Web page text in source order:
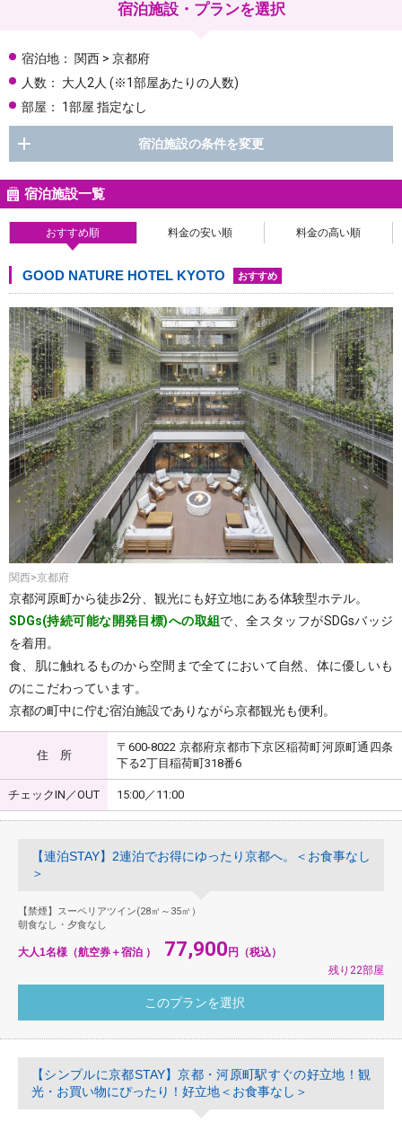
宿泊施設・プランを選択
宿泊地：
関西 > 京都府
人数：
大人2人 (※1部屋あたりの人数)
部屋：
1部屋 指定なし
宿泊施設の条件を変更
宿泊施設一覧
おすすめ順 料金の安い順 料金の高い順
GOOD NATURE HOTEL KYOTO おすすめ
関西>京都府
京都河原町から徒歩2分、観光にも好立地にある体験型ホテル。
SDGs(持続可能な開発目標)への取組 で、全スタッフがSDGsバッジ
を着用。
食、肌に触れるものから空間まで全てにおいて自然、体に優しいも
のにこだわっています。
京都の町中に佇む宿泊施設でありながら京都観光も便利。
住 所
〒600-8022 京都府京都市下京区稲荷町河原町通四条
下る2丁目稲荷町318番6
チェックIN／OUT 15:00／11:00
【連泊STAY】2連泊でお得にゆったり京都へ。＜お食事なし
＞
【禁煙】スーペリアツイン(28㎡～35㎡）
朝食なし・夕食なし
大人1名様（航空券＋宿泊 ） 77,900円（税込）
残り22部屋
【シンプルに京都STAY】京都・河原町駅すぐの好立地！観
光・お買い物にぴったり！好立地＜お食事なし＞